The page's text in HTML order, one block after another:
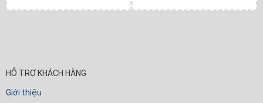
HỖ TRỢ KHÁCH HÀNG
Giới thiệu